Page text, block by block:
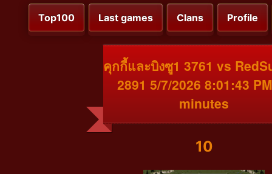
Top100 Last games Clans Profile
คุกกี้และบิงซู1 3761 vs
2891 5/7/2026 8:01:43
minutes
10